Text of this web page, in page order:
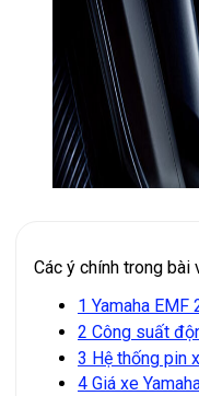
Các ý chính trong bài
1 Yamaha
2 Công suất
3 Hệ thống pin
4 Giá xe